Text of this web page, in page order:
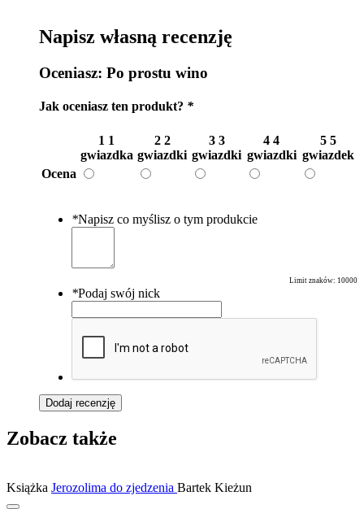
Napisz własną recenzję
Oceniasz: Po prostu wino
Jak oceniasz ten produkt? *
1 1
gwiazdka
2 2
gwiazdki
3 3
gwiazdki
4 4
gwiazdki
5 5
gwiazdek
Ocena
*Napisz co myślisz o tym produkcie
Limit znaków: 10000
*Podaj swój nick
Dodaj recenzję
Zobacz także
Książka Jerozolima do zjedzenia Bartek Kieżun